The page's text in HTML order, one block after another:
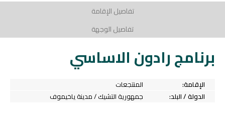
تفاصيل الإقامة
تفاصيل الوجهة
برنامج رادون الاساسي
الإقامة:
المنتجعات
الدولة / البلد:
جمهورية التشيك / مدينة ياخيموف